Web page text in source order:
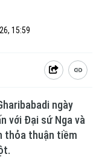
15:59
ngày
với Đại sứ Nga và
thỏa thuận tiềm